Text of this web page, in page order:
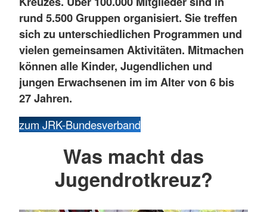
rund 5.500 Gruppen organisiert. Sie treffen
sich zu unterschiedlichen Programmen und
vielen gemeinsamen Aktivitäten. Mitmachen
können alle Kinder, Jugendlichen und
jungen Erwachsenen im im Alter von 6 bis
27 Jahren.
zum JRK-Bundesverband
Was macht das
Jugendrotkreuz?